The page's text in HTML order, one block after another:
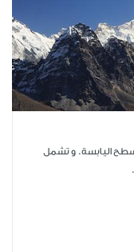
سطح اليابسة. و تشمل